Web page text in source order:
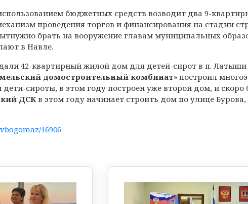
бюджетных средств возводит два 9-
проведения торгов и финансирования на стадии
брать на вооружение главам муниципальных
в Навле.
42-квартирный жилой дом для детей-сирот в п.
домостроительный комбинат» построил
сироты, в этом году построен уже второй дом, и скоро
ДСКв этом году начинает строить дом по улице
16906